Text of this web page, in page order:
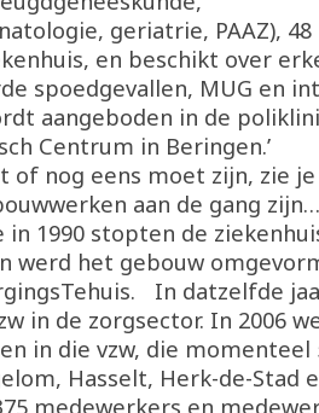
geriatrie, PAAZ), 48
en beschikt over
spoedgevallen, MUG en
aangeboden in de
Centrum in Beringen.’
of nog eens moet zijn, zie
aan de gang
in 1990 stopten de
werd het gebouw
In datzelfde
in de zorgsector. In 2006
in die vzw, die momenteel
Hasselt, Herk-de-Stad
medewerkers en